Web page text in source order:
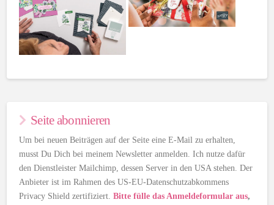
Seite abonnieren
Um bei neuen Beiträgen auf der Seite eine E-Mail zu erhalten,
musst Du Dich bei meinem Newsletter anmelden. Ich nutze dafür
den Dienstleister Mailchimp, dessen Server in den USA stehen. Der
Anbieter ist im Rahmen des US-EU-Datenschutzabkommens
Privacy Shield zertifiziert.Bitte fülle das Anmeldeformular aus,